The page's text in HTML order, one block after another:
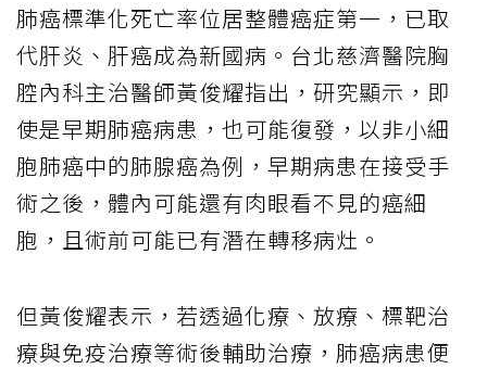
肺癌標準化死亡率位居整體癌症第一，已取
代肝炎、肝癌成為新國病。台北慈濟醫院胸
腔內科主治醫師黃俊耀指出，研究顯示，即
使是早期肺癌病患，也可能復發，以非小細
胞肺癌中的肺腺癌為例，早期病患在接受手
術之後，體內可能還有肉眼看不見的癌細
胞，且術前可能已有潛在轉移病灶。
但黃俊耀表示，若透過化療、放療、標靶治
療與免疫治療等術後輔助治療，肺癌病患便